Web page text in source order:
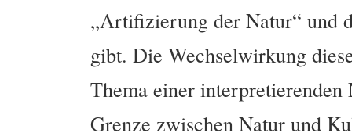
„Artifizierung der Natur“ und
gibt. Die Wechselwirkung
Thema einer
Grenze zwischen Natur und